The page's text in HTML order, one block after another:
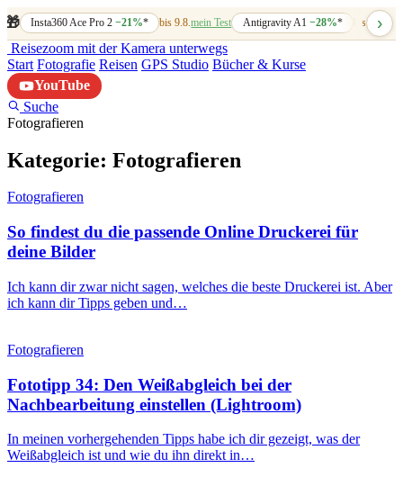
🎁 Insta360 Ace Pro 2−21%* bis 9.8.mein Test Antigravity A1 −28%* bis 7.8.
›
Reisezoom mit der Kamera unterwegs
Start Fotografie Reisen GPS Studio Bücher & Kurse
YouTube
Suche
Fotografieren
Kategorie: Fotografieren
Fotografieren
So findest du die passende Online Druckerei für
deine Bilder
Ich kann dir zwar nicht sagen, welches die beste Druckerei ist. Aber
ich kann dir Tipps geben und…
Fotografieren
Fototipp 34: Den Weißabgleich bei der
Nachbearbeitung einstellen (Lightroom)
In meinen vorhergehenden Tipps habe ich dir gezeigt, was der
Weißabgleich ist und wie du ihn direkt in…